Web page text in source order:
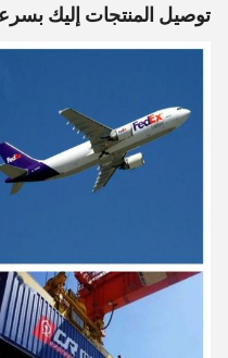
توصيل المنتجات إليك